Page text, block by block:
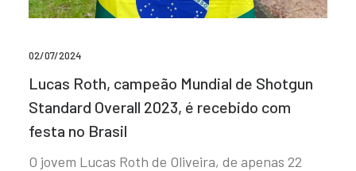
02/07/2024
Lucas Roth, campeão Mundial de Shotgun
Standard Overall 2023, é recebido com
festa no Brasil
O jovem Lucas Roth de Oliveira, de apenas 22